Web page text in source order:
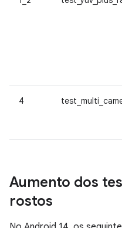
4
Aumento dos
rostos